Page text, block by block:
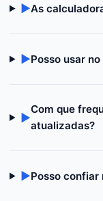
▶As
▶Posso usar
▶
Com que
atualizadas?
▶Posso confiar